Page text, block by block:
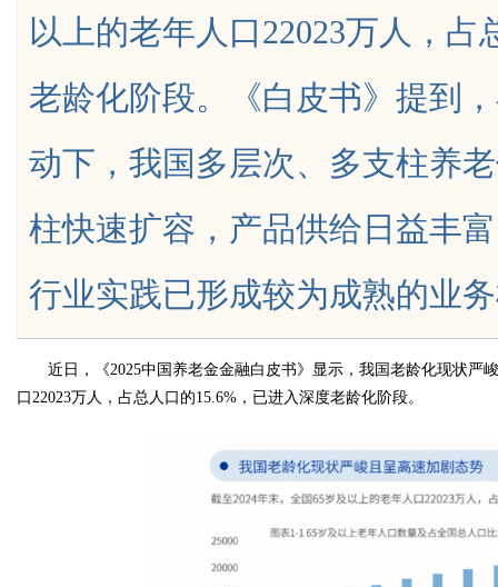
uz以上的老年人口22023万人，
老龄化阶段。《白皮书》提到
动下，我国多层次、多支柱养
柱快速扩容，产品供给日益丰
行业实践已形成较为成熟的业
近日，《2025中国养老金金融白皮书》显示，我国老龄化现状严
口22023万人，占总人口的15.6%，已进入深度老龄化阶段。